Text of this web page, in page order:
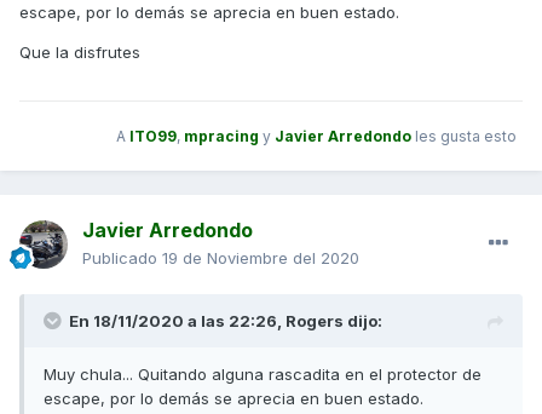
escape, por lo demás se aprecia en buen estado.
Que la disfrutes
A ITO99, mpracing y Javier Arredondo les gusta esto
Javier Arredondo
Publicado 19 de Noviembre del 2020
En 18/11/2020 a las 22:26, Rogers dijo:
Muy chula... Quitando alguna rascadita en el protector de
escape, por lo demás se aprecia en buen estado.